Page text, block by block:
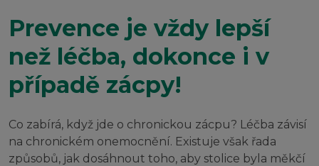
Prevence je vždy lepší
než léčba, dokonce i v
případě zácpy!
Co zabírá, když jde o chronickou zácpu? Léčba závisí
na chronickém onemocnění. Existuje však řada
způsobů, jak dosáhnout toho, aby stolice byla měkčí